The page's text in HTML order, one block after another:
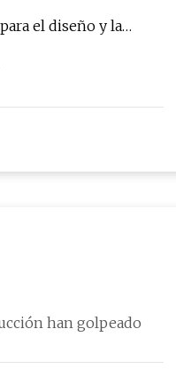
el diseño y la
han golpeado